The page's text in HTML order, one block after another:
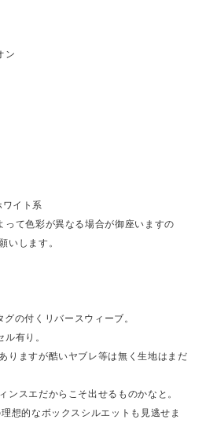
ン
イト系
て色彩が異なる場合が御座いますの
いします。
の付くリバースウィーブ。
有り。
りますが酷いヤブレ等は無く生地はまだ
ンスエだからこそ出せるものかなと。
想的なボックスシルエットも見逃せま